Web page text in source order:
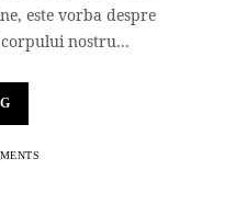
este vorba despre
nostru...